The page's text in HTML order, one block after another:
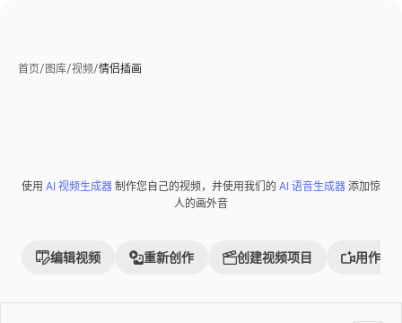
首页/图库/视频/情侣插画
使用 AI 视频生成器制作您自己的视频，并使用我们的 AI 语音生成器添加惊
人的画外音
编辑视频 重新创作 创建视频项目 用作参